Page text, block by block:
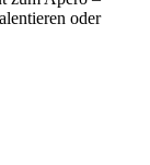
oder